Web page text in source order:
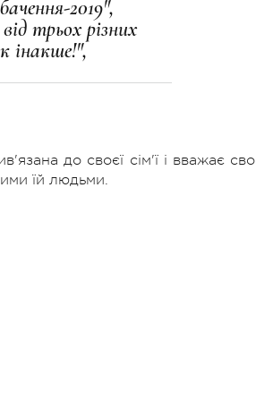
2019",
трьох різних
інакше!",
до своєї сім'ї і вважає
їй людьми.